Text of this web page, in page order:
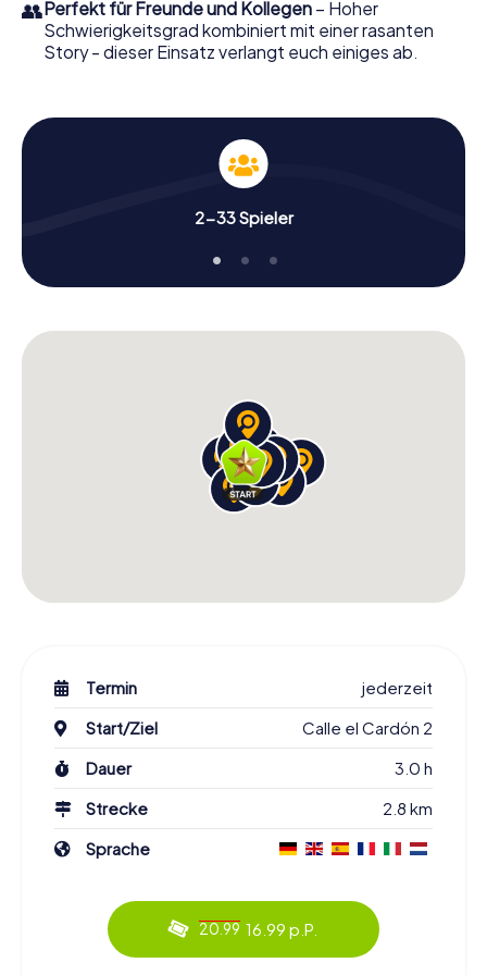
👥Perfekt für Freunde und Kollegen – Hoher
Schwierigkeitsgrad kombiniert mit einer rasanten
Story - dieser Einsatz verlangt euch einiges ab.
2-33 Spieler
Termin
jederzeit
Start/Ziel
Calle el Cardón 2
Dauer
3.0 h
Strecke
2.8 km
Sprache
20.99 16.99 p.P.